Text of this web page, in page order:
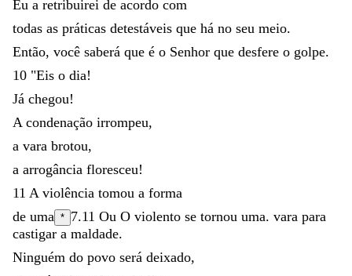
Eu a retribuirei de acordo com
todas as práticas detestáveis que há no seu meio.
Então, você saberá que é o Senhor que desfere o golpe.
10 "Eis o dia!
Já chegou!
A condenação irrompeu,
a vara brotou,
a arrogância floresceu!
11 A violência tomou a forma
de uma * 7.11 Ou O violento se tornou uma. vara para
castigar a maldade.
Ninguém do povo será deixado,